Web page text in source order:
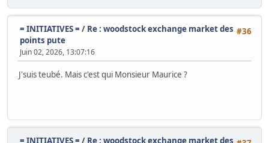
#36
= INITIATIVES = / Re : woodstock exchange market des
points pute
Juin 02, 2026, 13:07:16
J'suis teubé. Mais c'est qui Monsieur Maurice ?
= INITIATIVES = / Re : woodstock exchange market des